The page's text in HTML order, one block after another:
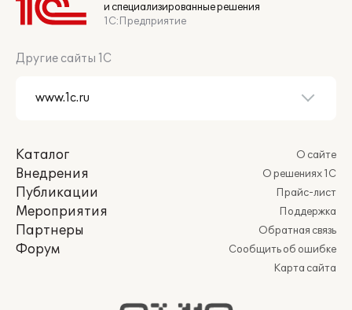
и специализированные решения
1С:Предприятие
Другие сайты 1С
Каталог
Внедрения
Публикации
Мероприятия
Партнеры
Форум
О сайте
О решениях 1С
Прайс-лист
Поддержка
Обратная связь
Сообщить об ошибке
Карта сайта